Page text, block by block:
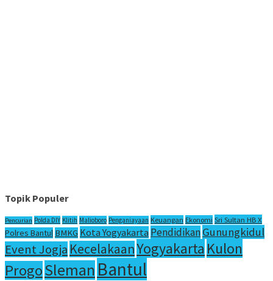
Topik Populer
Pencurian Polda DIY Klitih Malioboro Penganiayaan Keuangan Ekonomi Sri Sultan HB X
Polres Bantul BMKG Kota Yogyakarta PendidikanGunungkidul
Event Jogja KecelakaanYogyakarta Kulon
ProgoSleman Bantul